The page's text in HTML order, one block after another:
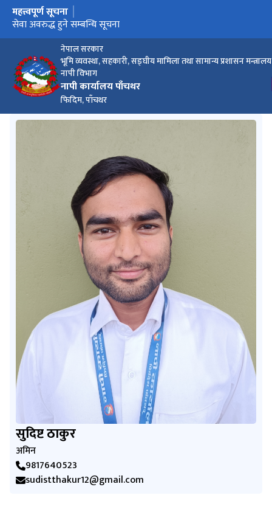
नेपाल सरकार
भूमि व्यवस्था, सहकारी, सङ्घीय मामिला तथा सामान्य प्रशासन मन्त्रालय
नापी विभाग
नापी कार्यालय पाँचथर
फिदिम, पाँचथर
मुख्य नेभिगेसनमा जानुहोस्
महत्त्वपूर्ण सूचना
बैंक तथा वित्तीय संस्था सबैले मेरो कित्ता मार्फत सेवा लिने सम्बन्धी सूचना
सेवा अवरुद्ध हुने सम्बन्धि सूचना
फिल्ड रेखाङ्कन सम्बन्धी कार्य नगरिने सम्बन्धमा ।
सुदिष्ट ठाकुर
अमिन
9817640523
sudistthakur12@gmail.com